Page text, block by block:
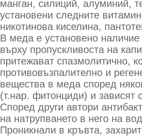
манган, силиций, алуминий,
установени следните
никотинова киселина,
В меда е установено
върху пропускливоста на
притежават спазмолитично,
противовъзпалително и
вещества в меда според
(т.нар. фитонциди) и зависят
Според други автори
на натрупването в него на
Проникнали в кръвта,